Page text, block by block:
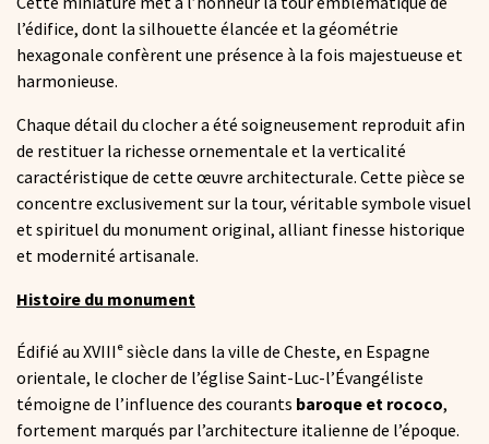
l’édifice, dont la silhouette élancée et la géométrie
hexagonale confèrent une présence à la fois majestueuse et
harmonieuse.
Chaque détail du clocher a été soigneusement reproduit afin
de restituer la richesse ornementale et la verticalité
caractéristique de cette œuvre architecturale. Cette pièce se
concentre exclusivement sur la tour, véritable symbole visuel
et spirituel du monument original, alliant finesse historique
et modernité artisanale.
Histoire du monument
Édifié au XVIIIᵉ siècle dans la ville de Cheste, en Espagne
orientale, le clocher de l’église Saint-Luc-l’Évangéliste
témoigne de l’influence des courants baroque et rococo,
fortement marqués par l’architecture italienne de l’époque.